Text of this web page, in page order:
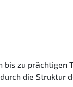
zu prächtigen
die Struktur